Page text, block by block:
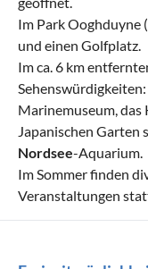
Im Park Ooghduyne
und einen Golfplatz.
Im ca. 6 km
Marinemuseum, das
Japanischen
Nordsee-Aquarium.
Im Sommer finden
Veranstaltungen